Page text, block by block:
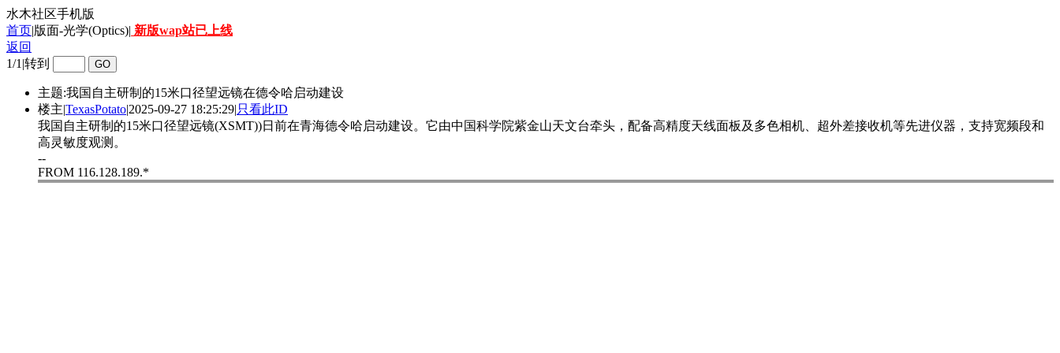
水木社区手机版
首页|版面-光学(Optics)| 新版wap站已上线
返回
1/1 |转到
主题:我国自主研制的15米口径望远镜在德令哈启动建设
楼主|TexasPotato|2025-09-27 18:25:29|只看此ID
我国自主研制的15米口径望远镜(XSMT))日前在青海德令哈启动建设。它由中国科学院紫金山天文台牵头，配备高精度天线面板及多色相机、超外差接收机等先进仪器，支持宽频段和
高灵敏度观测。
--
FROM 116.128.189.*